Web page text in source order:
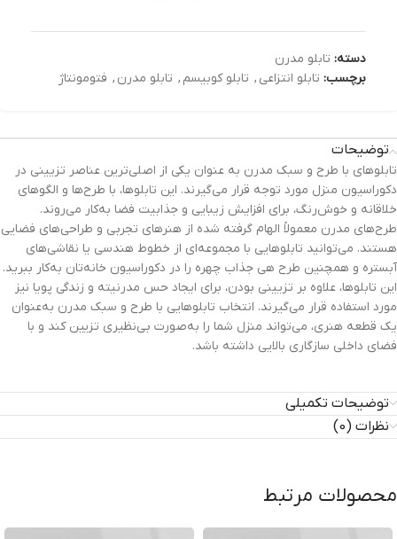
دسته: تابلو مدرن
برچسب: تابلو انتزاعی , تابلو کوبیسم , تابلو مدرن , فتومونتاژ
توضیحات
تابلوهای با طرح و سبک مدرن به عنوان یکی از اصلی‌ترین عناصر تزیینی در
دکوراسیون منزل مورد توجه قرار می‌گیرند. این تابلوها، با طرح‌ها و الگوهای
خلاقانه و خوش‌رنگ، برای افزایش زیبایی و جذابیت فضا به‌کار می‌روند.
طرح‌های مدرن معمولاً الهام گرفته شده از هنرهای تجربی و طراحی‌های فضایی
هستند. می‌توانید تابلوهایی با مجموعه‌ای از خطوط هندسی یا نقاشی‌های
آبستره و همچنین طرح هی جذاب چهره را در دکوراسیون خانه‌تان به‌کار ببرید.
این تابلوها، علاوه بر تزیینی بودن، برای ایجاد حس مدرنیته و زندگی پویا نیز
مورد استفاده قرار می‌گیرند. انتخاب تابلوهایی با طرح و سبک مدرن به‌عنوان
یک قطعه هنری، می‌تواند منزل شما را به‌صورت بی‌نظیری تزیین کند و با
فضای داخلی سازگاری بالایی داشته باشد.
توضیحات تکمیلی
نظرات (0)
محصولات مرتبط